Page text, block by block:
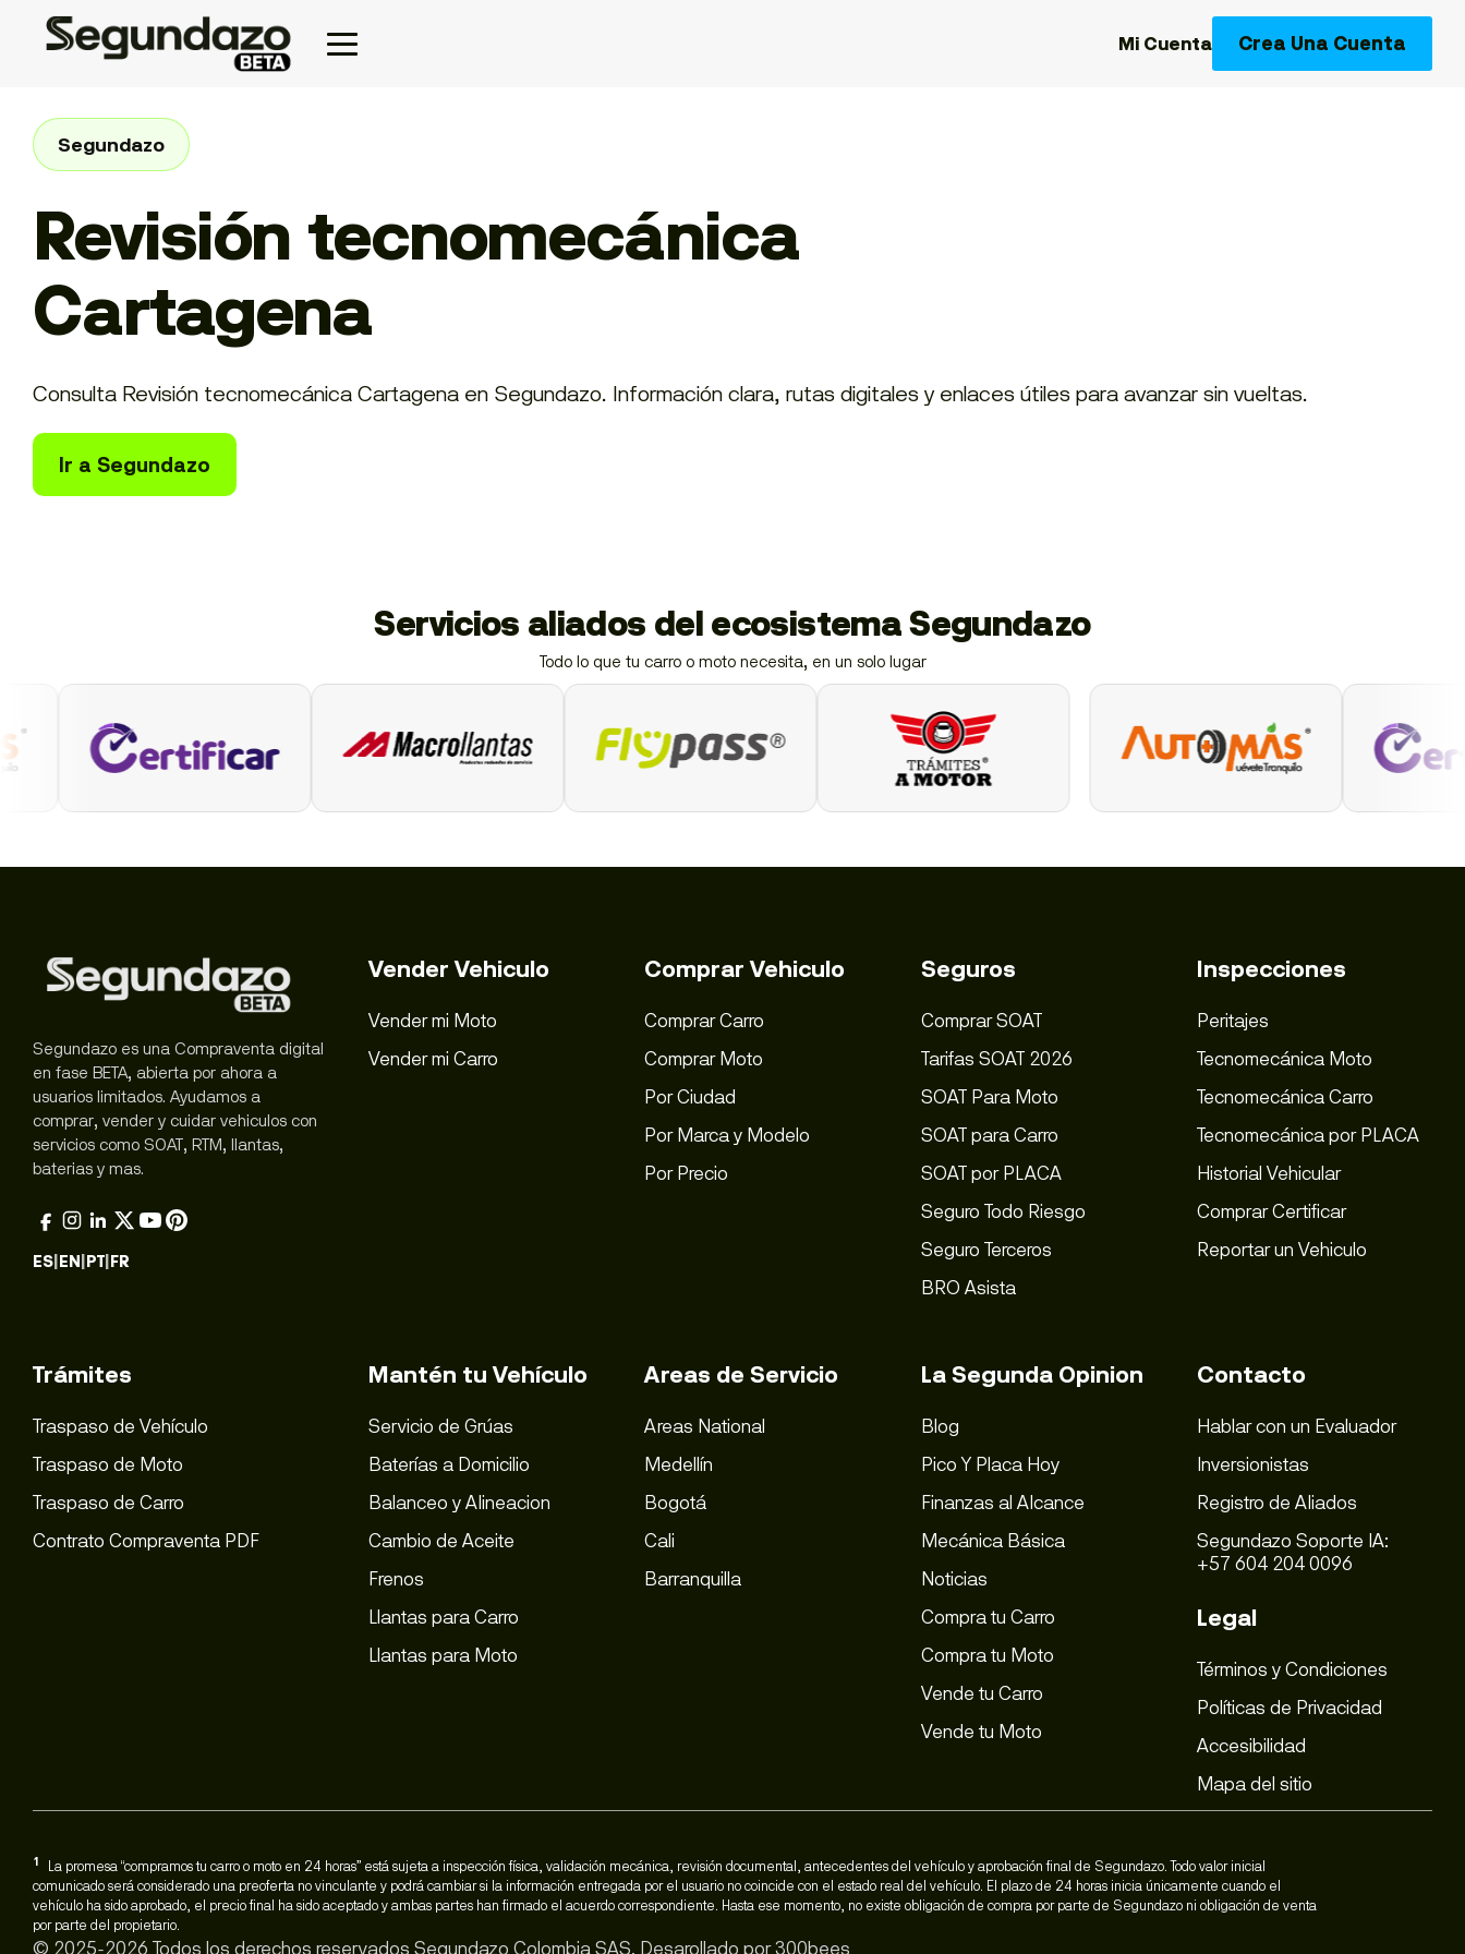
Mi Cuenta Crea Una Cuenta
Segundazo
Revisión tecnomecánica
Cartagena
Consulta Revisión tecnomecánica Cartagena en Segundazo. Información clara, rutas digitales y enlaces útiles para avanzar sin vueltas.
Ir a Segundazo
Servicios aliados del ecosistema Segundazo
Todo lo que tu carro o moto necesita, en un solo lugar
Segundazo es una Compraventa digital
en fase BETA, abierta por ahora a
usuarios limitados. Ayudamos a
comprar, vender y cuidar vehiculos con
servicios como SOAT, RTM, llantas,
baterias y mas.
ES|EN|PT|FR
Vender Vehiculo
Vender mi Moto
Vender mi Carro
Comprar Vehiculo
Comprar Carro
Comprar Moto
Por Ciudad
Por Marca y Modelo
Por Precio
Seguros
Comprar SOAT
Tarifas SOAT 2026
SOAT Para Moto
SOAT para Carro
SOAT por PLACA
Seguro Todo Riesgo
Seguro Terceros
BRO Asista
Inspecciones
Peritajes
Tecnomecánica Moto
Tecnomecánica Carro
Tecnomecánica por PLACA
Historial Vehicular
Comprar Certificar
Reportar un Vehiculo
Trámites
Traspaso de Vehículo
Traspaso de Moto
Traspaso de Carro
Contrato Compraventa PDF
Mantén tu Vehículo
Servicio de Grúas
Baterías a Domicilio
Balanceo y Alineacion
Cambio de Aceite
Frenos
Llantas para Carro
Llantas para Moto
Areas de Servicio
Areas National
Medellín
Bogotá
Cali
Barranquilla
La Segunda Opinion
Blog
Pico Y Placa Hoy
Finanzas al Alcance
Mecánica Básica
Noticias
Compra tu Carro
Compra tu Moto
Vende tu Carro
Vende tu Moto
Contacto
Hablar con un Evaluador
Inversionistas
Registro de Aliados
Segundazo Soporte IA:
+57 604 204 0096
Legal
Términos y Condiciones
Políticas de Privacidad
Accesibilidad
Mapa del sitio
1
La promesa “compramos tu carro o moto en 24 horas” está sujeta a inspección física, validación mecánica, revisión documental, antecedentes del vehículo y aprobación final de Segundazo. Todo valor inicial
comunicado será considerado una preoferta no vinculante y podrá cambiar si la información entregada por el usuario no coincide con el estado real del vehículo. El plazo de 24 horas inicia únicamente cuando el
vehículo ha sido aprobado, el precio final ha sido aceptado y ambas partes han firmado el acuerdo correspondiente. Hasta ese momento, no existe obligación de compra por parte de Segundazo ni obligación de venta
por parte del propietario.
© 2025-2026 Todos los derechos reservados Segundazo Colombia SAS. Desarollado por300bees